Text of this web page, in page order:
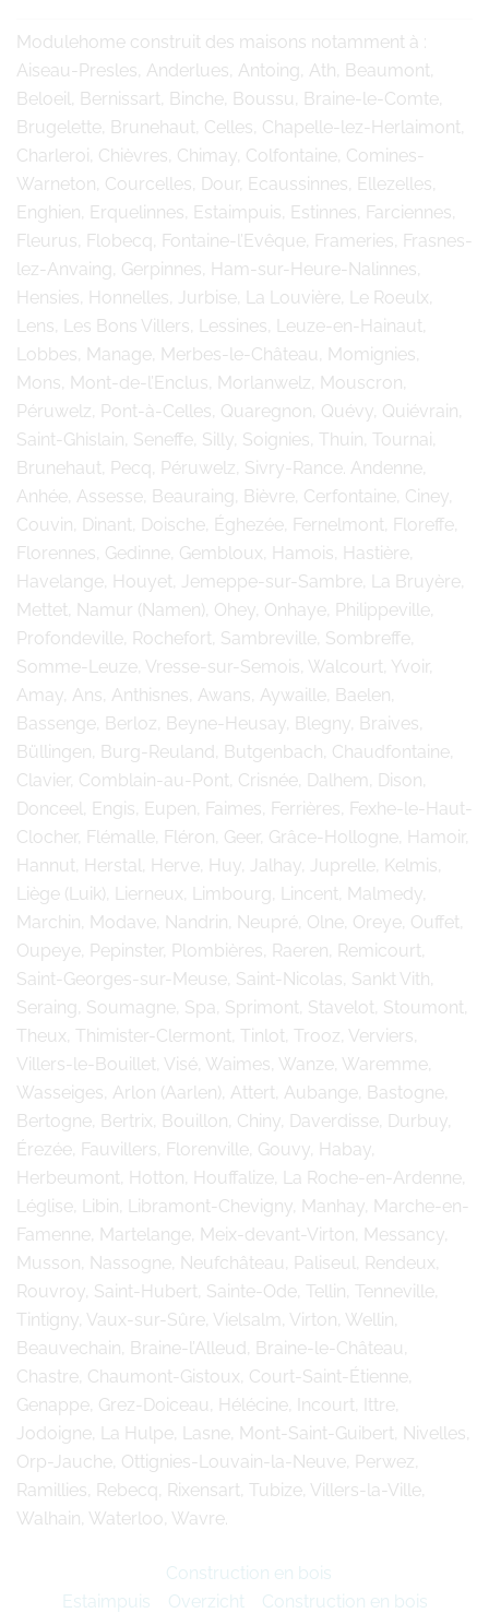
Modulehome construit des maisons notamment à :
Aiseau-Presles, Anderlues, Antoing, Ath, Beaumont,
Beloeil, Bernissart, Binche, Boussu, Braine-le-Comte,
Brugelette, Brunehaut, Celles, Chapelle-lez-Herlaimont,
Charleroi, Chièvres, Chimay, Colfontaine, Comines-
Warneton, Courcelles, Dour, Ecaussinnes, Ellezelles,
Enghien, Erquelinnes, Estaimpuis, Estinnes, Farciennes,
Fleurus, Flobecq, Fontaine-l’Evêque, Frameries, Frasnes-
lez-Anvaing, Gerpinnes, Ham-sur-Heure-Nalinnes,
Hensies, Honnelles, Jurbise, La Louvière, Le Roeulx,
Lens, Les Bons Villers, Lessines, Leuze-en-Hainaut,
Lobbes, Manage, Merbes-le-Château, Momignies,
Mons, Mont-de-l’Enclus, Morlanwelz, Mouscron,
Péruwelz, Pont-à-Celles, Quaregnon, Quévy, Quiévrain,
Saint-Ghislain, Seneffe, Silly, Soignies, Thuin, Tournai,
Brunehaut, Pecq, Péruwelz, Sivry-Rance. Andenne,
Anhée, Assesse, Beauraing, Bièvre, Cerfontaine, Ciney,
Couvin, Dinant, Doische, Éghezée, Fernelmont, Floreffe,
Florennes, Gedinne, Gembloux, Hamois, Hastière,
Havelange, Houyet, Jemeppe-sur-Sambre, La Bruyère,
Mettet, Namur (Namen), Ohey, Onhaye, Philippeville,
Profondeville, Rochefort, Sambreville, Sombreffe,
Somme-Leuze, Vresse-sur-Semois, Walcourt, Yvoir,
Amay, Ans, Anthisnes, Awans, Aywaille, Baelen,
Bassenge, Berloz, Beyne-Heusay, Blegny, Braives,
Büllingen, Burg-Reuland, Butgenbach, Chaudfontaine,
Clavier, Comblain-au-Pont, Crisnée, Dalhem, Dison,
Donceel, Engis, Eupen, Faimes, Ferrières, Fexhe-le-Haut-
Clocher, Flémalle, Fléron, Geer, Grâce-Hollogne, Hamoir,
Hannut, Herstal, Herve, Huy, Jalhay, Juprelle, Kelmis,
Liège (Luik), Lierneux, Limbourg, Lincent, Malmedy,
Marchin, Modave, Nandrin, Neupré, Olne, Oreye, Ouffet,
Oupeye, Pepinster, Plombières, Raeren, Remicourt,
Saint-Georges-sur-Meuse, Saint-Nicolas, Sankt Vith,
Seraing, Soumagne, Spa, Sprimont, Stavelot, Stoumont,
Theux, Thimister-Clermont, Tinlot, Trooz, Verviers,
Villers-le-Bouillet, Visé, Waimes, Wanze, Waremme,
Wasseiges, Arlon (Aarlen), Attert, Aubange, Bastogne,
Bertogne, Bertrix, Bouillon, Chiny, Daverdisse, Durbuy,
Érezée, Fauvillers, Florenville, Gouvy, Habay,
Herbeumont, Hotton, Houffalize, La Roche-en-Ardenne,
Léglise, Libin, Libramont-Chevigny, Manhay, Marche-en-
Famenne, Martelange, Meix-devant-Virton, Messancy,
Musson, Nassogne, Neufchâteau, Paliseul, Rendeux,
Rouvroy, Saint-Hubert, Sainte-Ode, Tellin, Tenneville,
Tintigny, Vaux-sur-Sûre, Vielsalm, Virton, Wellin,
Beauvechain, Braine-l’Alleud, Braine-le-Château,
Chastre, Chaumont-Gistoux, Court-Saint-Étienne,
Genappe, Grez-Doiceau, Hélécine, Incourt, Ittre,
Jodoigne, La Hulpe, Lasne, Mont-Saint-Guibert, Nivelles,
Orp-Jauche, Ottignies-Louvain-la-Neuve, Perwez,
Ramillies, Rebecq, Rixensart, Tubize, Villers-la-Ville,
Walhain, Waterloo, Wavre.
Construction en bois
Estaimpuis
Overzicht
Construction en bois